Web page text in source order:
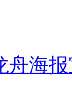
舟海